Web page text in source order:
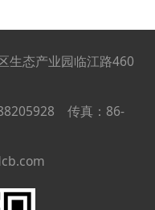
生态产业园临江路460
传真：86-